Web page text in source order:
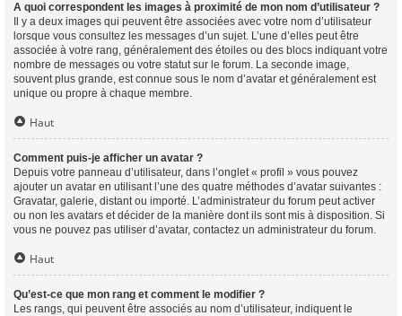
A quoi correspondent les images à proximité de mon nom d’utilisateur ?
Il y a deux images qui peuvent être associées avec votre nom d’utilisateur
lorsque vous consultez les messages d’un sujet. L’une d’elles peut être
associée à votre rang, généralement des étoiles ou des blocs indiquant votre
nombre de messages ou votre statut sur le forum. La seconde image,
souvent plus grande, est connue sous le nom d’avatar et généralement est
unique ou propre à chaque membre.
Haut
Comment puis-je afficher un avatar ?
Depuis votre panneau d’utilisateur, dans l’onglet « profil » vous pouvez
ajouter un avatar en utilisant l’une des quatre méthodes d’avatar suivantes :
Gravatar, galerie, distant ou importé. L’administrateur du forum peut activer
ou non les avatars et décider de la manière dont ils sont mis à disposition. Si
vous ne pouvez pas utiliser d’avatar, contactez un administrateur du forum.
Haut
Qu’est-ce que mon rang et comment le modifier ?
Les rangs, qui peuvent être associés au nom d’utilisateur, indiquent le